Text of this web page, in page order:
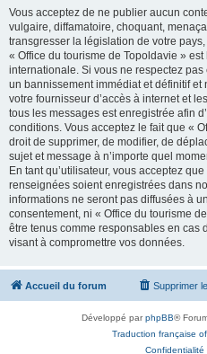
Vous acceptez de ne publier aucun
vulgaire, diffamatoire, choquant,
transgresser la législation de votre
« Office du tourisme de Topoldavie »
internationale. Si vous ne respectez
un bannissement immédiat et définitif et
votre fournisseur d’accès à internet et
tous les messages est enregistrée afin
conditions. Vous acceptez le fait que «
droit de supprimer, de modifier, de
sujet et message à n’importe quel
En tant qu’utilisateur, vous acceptez
renseignées soient enregistrées dans
informations ne seront pas diffusées à
consentement, ni « Office du tourisme
être tenus comme responsables en cas
visant à compromettre vos données.
Accueil du forum Supprimer
Développé parphpBB®
Traduction française
Confidentialité